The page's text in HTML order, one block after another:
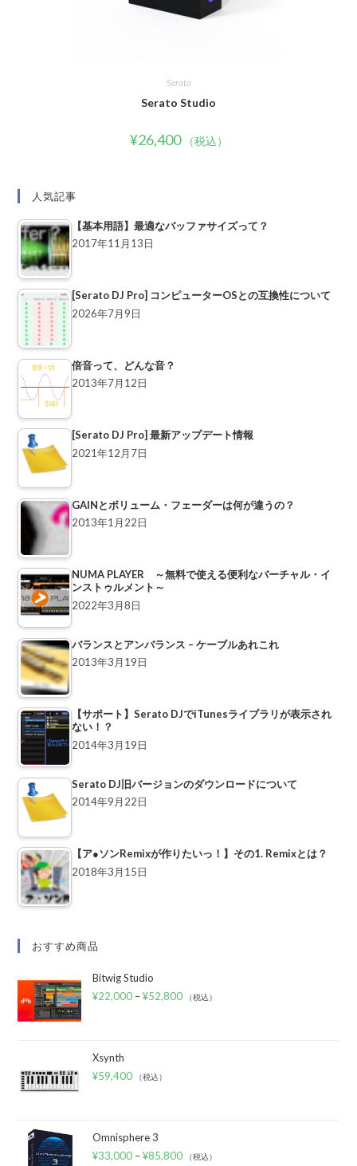
Serato
Serato Studio
¥26,400 （税込）
人気記事
【基本用語】最適なバッファサイズって？
2017年11月13日
[Serato DJ Pro] コンピューターOSとの互換性について
2026年7月9日
倍音って、どんな音？
2013年7月12日
[Serato DJ Pro] 最新アップデート情報
2021年12月7日
GAINとボリューム・フェーダーは何が違うの？
2013年1月22日
NUMA PLAYER ～無料で使える便利なバーチャル・イ
ンストゥルメント～
2022年3月8日
バランスとアンバランス – ケーブルあれこれ
2013年3月19日
【サポート】Serato DJでiTunesライブラリが表示され
ない！？
2014年3月19日
Serato DJ旧バージョンのダウンロードについて
2014年9月22日
【ア●ソンRemixが作りたいっ！】その1. Remixとは？
2018年3月15日
おすすめ商品
Bitwig Studio
¥22,000 –¥52,800 （税込）
Xsynth
¥59,400 （税込）
Omnisphere 3
¥33,000 –¥85,800 （税込）